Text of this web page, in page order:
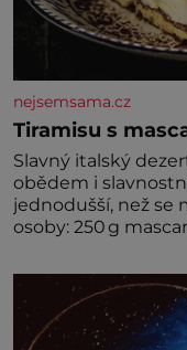
nejsemsama.cz
Tiramisu s
Slavný italský
obědem i
jednodušší, než se
osoby: 250 g mascarpone 3 vejce 80 g cukru 200 g
amaretta kakao na posypání Postup: Oddělte
žloutky od bílků.
světlé pěny a
mascarpone, aby